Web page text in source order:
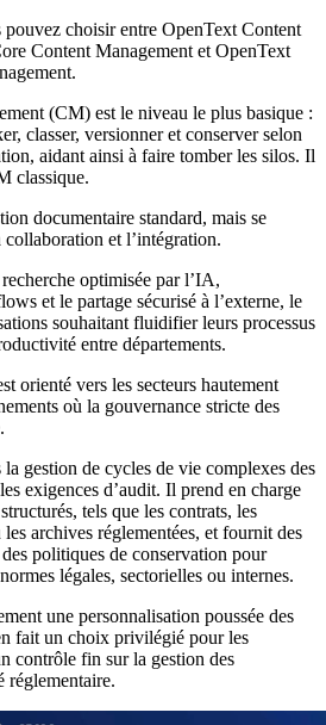
choisir entre OpenText Content
Content Management et OpenText
(CM) est le niveau le plus basique :
classer, versionner et conserver selon
aidant ainsi à faire tomber les silos. Il
classique.
documentaire standard, mais se
et l’intégration.
optimisée par l’IA,
et le partage sécurisé à l’externe, le
souhaitant fluidifier leurs processus
entre départements.
orienté vers les secteurs hautement
où la gouvernance stricte des
gestion de cycles de vie complexes des
exigences d’audit. Il prend en charge
tels que les contrats, les
archives réglementées, et fournit des
politiques de conservation pour
légales, sectorielles ou internes.
une personnalisation poussée des
fait un choix privilégié pour les
contrôle fin sur la gestion des
réglementaire.